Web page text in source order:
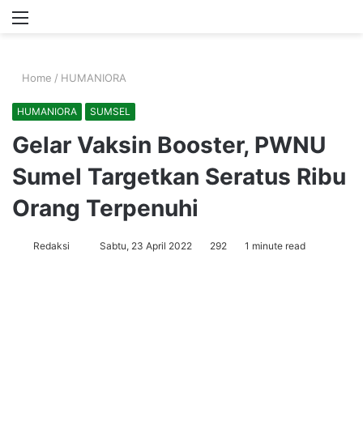
Menu
Home / HUMANIORA
HUMANIORA SUMSEL
Gelar Vaksin Booster, PWNU
Sumel Targetkan Seratus Ribu
Orang Terpenuhi
Redaksi
SendSabtu, 23 April 2022 292 1 minute read